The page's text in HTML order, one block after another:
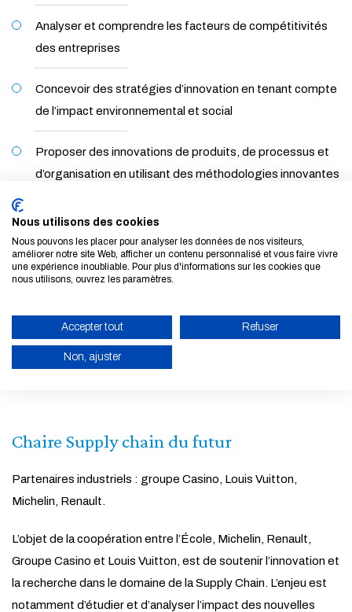
Analyser et comprendre les facteurs de compétitivités
des entreprises
Concevoir des stratégies d’innovation en tenant compte
de l’impact environnemental et social
Proposer des innovations de produits, de processus et
d’organisation en utilisant des méthodologies innovantes
Combiner stratégies opérationnelles et stratégies
business
Mener et gérer de projets complexes dans en
Protéger, pérenniser et valoriser des connaissances
technologiques et des savoir-faire industriels
Chaire Supply chain du futur
Partenaires industriels : groupe Casino, Louis Vuitton,
Michelin, Renault.
L’objet de la coopération entre l’École, Michelin, Renault,
Groupe Casino et Louis Vuitton, est de soutenir l’innovation et
la recherche dans le domaine de la Supply Chain. L’enjeu est
notamment d’étudier et d’analyser l’impact des nouvelles
Nous utilisons des cookies
Nous pouvons les placer pour analyser les données de nos visiteurs,
améliorer notre site Web, afficher un contenu personnalisé et vous faire vivre
une expérience inoubliable. Pour plus d'informations sur les cookies que
nous utilisons, ouvrez les paramètres.
Accepter tout Refuser
Non, ajuster